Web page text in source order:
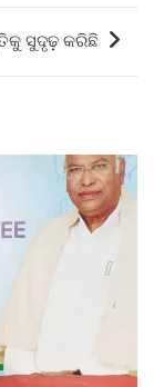
ସୁଦୃଢ଼ ​​କରିଛି